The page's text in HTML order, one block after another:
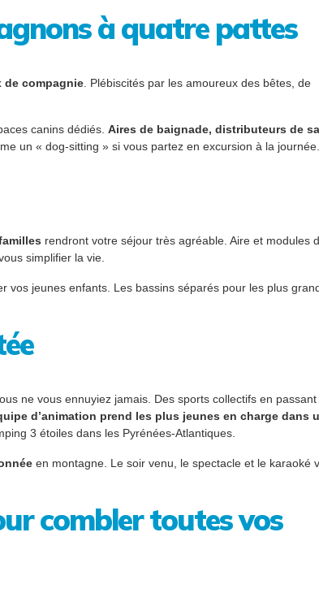
à quatre pattes
de compagnie . Plébiscités par les amoureux des bêtes, de
canins dédiés. Aires de baignade, distributeurs de
un « dog-sitting » si vous partez en excursion à la journée.
rendront votre séjour très agréable. Aire et modules
simplifier la vie.
vos jeunes enfants. Les bassins séparés pour les plus
ne vous ennuyiez jamais. Des sports collectifs en
d’animation prend les plus jeunes en charge dans
3 étoiles dans les Pyrénées-Atlantiques.
en montagne. Le soir venu, le spectacle et le karaoké
combler toutes vos